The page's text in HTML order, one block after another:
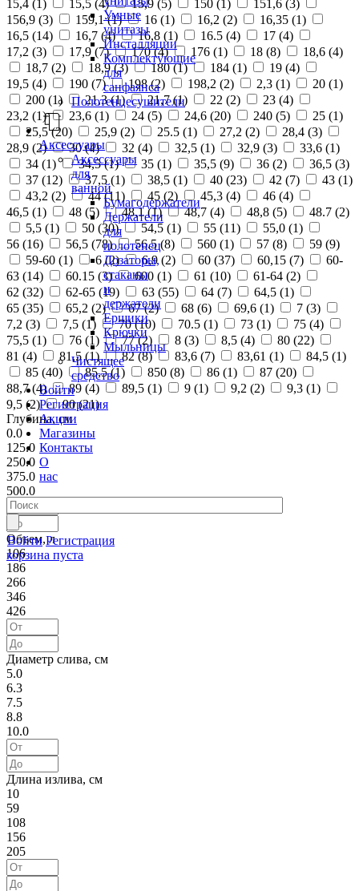
Умные
унитазы
Инсталляции
Комплектующие
для
санфаянса
Полотенцесушители
Аксессуары
Аксессуары
для
ванной
Бумагодержатели
Держатели
для
полотенец
Дозаторы,
стаканы
и
держатели
Ершики
Крючки
Мыльницы
Чистящее
средство
Войти
Регистрация
Акции
Магазины
Контакты
О
нас
Войти Регистрация
корзина пуста
15,4 (1 ) 15,5 (4) 15,9 (5) 150 (1 ) 151,6 (3)
156,9 (3) 159,1 (1) 16 (1) 16,2 (2) 16,35 (1)
16,5 (14) 16,7 (4) 16,8 (1) 16.5 (4) 17 (4)
17,2 (3) 17,9 (7) 170 (4) 176 (1) 18 (8) 18,6 (4)
18,7 (2) 18,9 (3) 180 (1) 184 (1) 19 (4)
19,5 (4) 190 (7) 198 (2) 198,2 (2) 2,3 (1) 20 (1)
200 (1) 21,3 (1) 21,7 (1) 22 (2) 23 (4)
23,2 (1) 23,6 (1) 24 (5) 24,6 (20) 240 (5) 25 (1)
25,5 (20) 25,9 (2) 25.5 (1) 27,2 (2) 28,4 (3)
28,9 (2) 30 (4) 32 (4) 32,5 (1) 32,9 (3) 33,6 (1)
34 (1) 34,5 (1) 35 (1) 35,5 (9) 36 (2) 36,5 (3)
37 (12) 37,5 (1) 38,5 (1) 40 (23) 42 (7) 43 (1)
43,2 (2) 44 (11) 45 (2) 45,3 (4) 46 (4)
46,5 (1) 48 (5) 48,1 (1) 48,7 (4) 48,8 (5) 48.7 (2)
5,5 (1) 50 (30) 54,5 (1) 55 (11) 55,0 (1)
56 (16) 56,5 (78) 56.5 (8) 560 (1) 57 (8) 59 (9)
59-60 (1) 6 (2) 6,9 (2) 60 (37) 60,15 (7)
60-
63 (14) 60.15 (3) 600 (1) 61 (10) 61-64 (2)
62 (32) 62-65 (19) 63 (55) 64 (7) 64,5 (1)
65 (35) 65,2 (2) 67 (2) 68 (6) 69,6 (1) 7 (3)
7,2 (3) 7,5 (1) 70 (10) 70.5 (1) 73 (1) 75 (4)
75,5 (1) 76 (1) 77 (2) 8 (3) 8,5 (4) 80 (22)
81 (4) 81,5 (1) 82 (8) 83,6 (7) 83,61 (1) 84,5 (1)
85 (40) 85,5 (1) 850 (8) 86 (1) 87 (20)
88,7 (4) 89 (4) 89,5 (1) 9 (1) 9,2 (2) 9,3 (1)
9,5 (2) 90 (21)
Глубина, см
0.0
125.0
250.0
375.0
500.0
Объем, л
106
186
266
346
426
Диаметр слива, см
5.0
6.3
7.5
8.8
10.0
Длина излива, см
10
59
108
156
205